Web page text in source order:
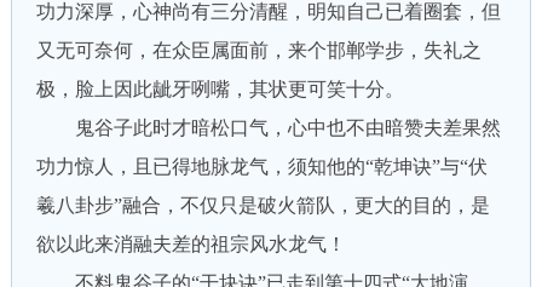
功力深厚，心神尚有三分清醒，明知自己已着圈套，但
又无可奈何，在众臣属面前，来个邯郸学步，失礼之
极，脸上因此龇牙咧嘴，其状更可笑十分。
鬼谷子此时才暗松口气，心中也不由暗赞夫差果然
功力惊人，且已得地脉龙气，须知他的“乾坤诀”与“伏
羲八卦步”融合，不仅只是破火箭队，更大的目的，是
欲以此来消融夫差的祖宗风水龙气！
不料鬼谷子的“干块诀”已走到第十四式“大地演